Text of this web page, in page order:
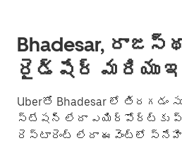
Bhadesar,
రైడ్‌షేర్ మరియు
Uberతో Bhadesar లో తిరగడం
స్టేషన్ లేదా ఎయిర్‌పోర్ట్‌కు
రెస్టారెంట్ లేదా ఈవెంట్లో